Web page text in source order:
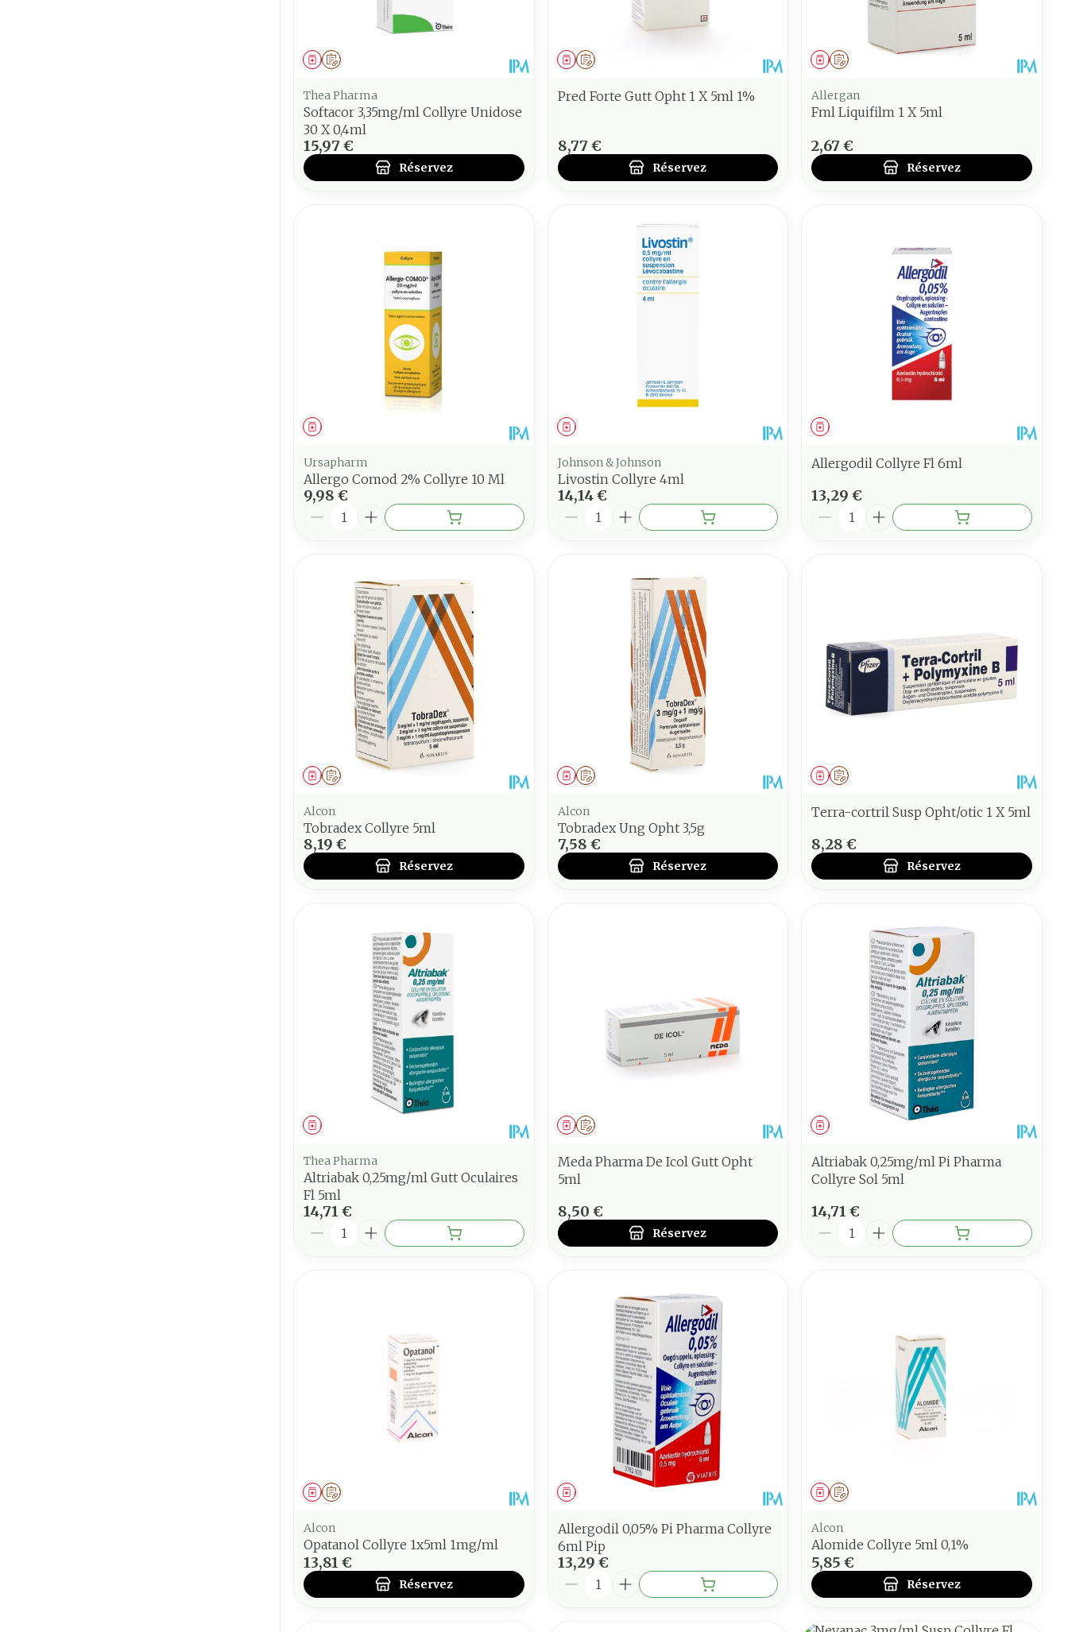
Sur prescription
Médicament
Thea Pharma
Softacor 3,35mg/ml Collyre Unidose
30 X 0,4ml
15,97 €
Réservez
Sur prescription
Médicament
Pred Forte Gutt Opht 1 X 5ml 1%
8,77 €
Réservez
Sur prescription
Médicament
Allergan
Fml Liquifilm 1 X 5ml
2,67 €
Réservez
Médicament
Ursapharm
Allergo Comod 2% Collyre 10 Ml
9,98 €
Quantité
Médicament
Johnson & Johnson
Livostin Collyre 4ml
14,14 €
Quantité
Médicament
Allergodil Collyre Fl 6ml
13,29 €
Quantité
Sur prescription
Médicament
Alcon
Tobradex Collyre 5ml
8,19 €
Réservez
Sur prescription
Médicament
Alcon
Tobradex Ung Opht 3,5g
7,58 €
Réservez
Sur prescription
Médicament
Terra-cortril Susp Opht/otic 1 X 5ml
8,28 €
Réservez
Médicament
Thea Pharma
Altriabak 0,25mg/ml Gutt Oculaires
Fl 5ml
14,71 €
Quantité
Sur prescription
Médicament
Meda Pharma De Icol Gutt Opht
5ml
8,50 €
Réservez
Médicament
Altriabak 0,25mg/ml Pi Pharma
Collyre Sol 5ml
14,71 €
Quantité
Sur prescription
Médicament
Alcon
Opatanol Collyre 1x5ml 1mg/ml
13,81 €
Réservez
Médicament
Allergodil 0,05% Pi Pharma Collyre
6ml Pip
13,29 €
Quantité
Sur prescription
Médicament
Alcon
Alomide Collyre 5ml 0,1%
5,85 €
Réservez